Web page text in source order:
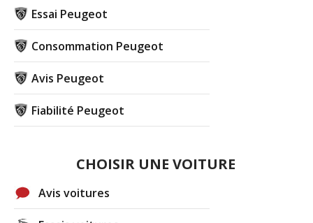
Essai Peugeot
Consommation Peugeot
Avis Peugeot
Fiabilité Peugeot
CHOISIR UNE VOITURE
Avis voitures